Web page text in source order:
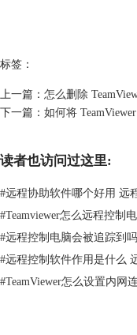
图2
操作步骤如下：
TeamViewer，这里小编需要
选择“仅运行”即可。使用完
间。
标签：
上一篇： 怎么删除
下一篇： 如何将
读者也访问过这里:
#远程协助软件哪个好用 远
#Teamviewer怎么远程控制
#远程控制电脑会被追踪到
#远程控制软件作用是什么
#TeamViewer怎么设置内网